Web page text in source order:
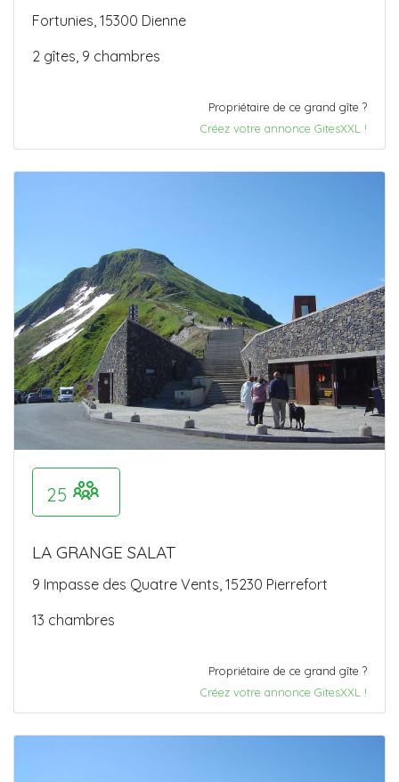
Fortunies, 15300 Dienne
2 gîtes, 9 chambres
Propriétaire de ce grand gîte ?
Créez votre annonce GitesXXL !
25
LA GRANGE SALAT
9 Impasse des Quatre Vents, 15230 Pierrefort
13 chambres
Propriétaire de ce grand gîte ?
Créez votre annonce GitesXXL !